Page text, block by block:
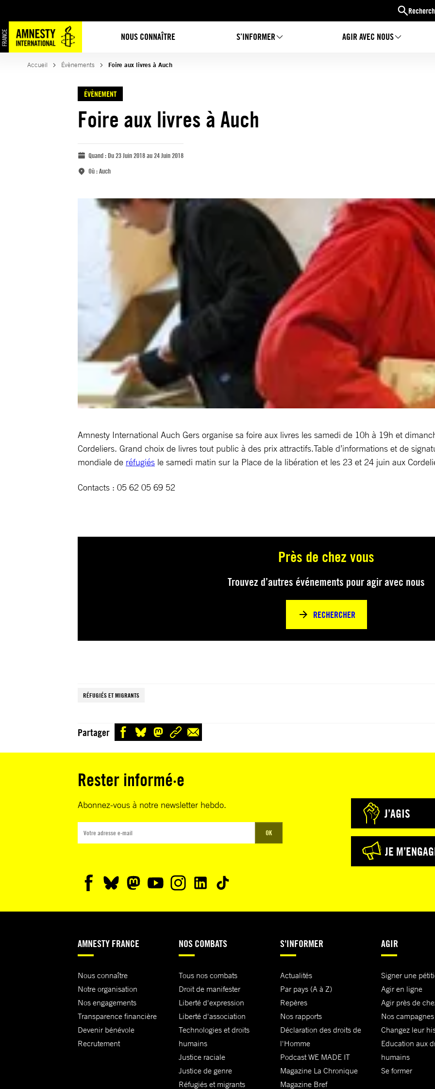
NOUS CONNAÎTRE S’INFORMER AGIR AVEC NOUS
Accueil Évènements Foire aux livres à Auch
ÉVÈNEMENT
Foire aux livres à Auch
Quand :Du 23 Juin 2018 au 24 Juin 2018
Où :Auch
Amnesty International Auch Gers organise sa foire aux livres les samedi de 10h à 19h et
Cordeliers. Grand choix de livres tout public à des prix attractifs.Table d’informations et de
mondiale de réfugiés le samedi matin sur la Place de la libération et les 23 et 24 juin aux
Contacts : 05 62 05 69 52
Près de chez vous
Trouvez d’autres événements pour agir avec nous
RECHERCHER
RÉFUGIÉS ET MIGRANTS
Partager
Rester informé·e
Abonnez-vous à notre newsletter hebdo.
OK
J’AGIS
JE
AMNESTY FRANCE
Nous connaître
Notre organisation
Nos engagements
Transparence financière
Devenir bénévole
Recrutement
NOS COMBATS
Tous nos combats
Droit de manifester
Liberté d'expression
Liberté d'association
Technologies et droits
humains
Justice raciale
Justice de genre
Réfugiés et migrants
S'INFORMER
Actualités
Par pays (A à Z)
Repères
Nos rapports
Déclaration des droits de
l'Homme
Podcast WE MADE IT
Magazine La Chronique
Magazine Bref
AGIR
Signer une
Agir en ligne
Agir près de
Nos campagnes
Changez leur
Education aux
humains
Se former